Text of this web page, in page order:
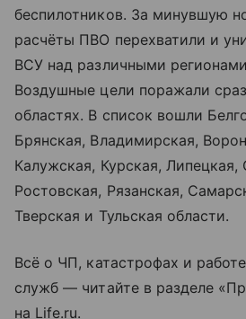
беспилотников. За минувшую
расчёты ПВО перехватили и
ВСУ над различными
Воздушные цели поражали
областях. В список вошли
Брянская, Владимирская,
Калужская, Курская, Липецкая,
Ростовская, Рязанская,
Тверская и Тульская области.
Всё о ЧП, катастрофах и
служб — читайте в разделе
на Life.ru.